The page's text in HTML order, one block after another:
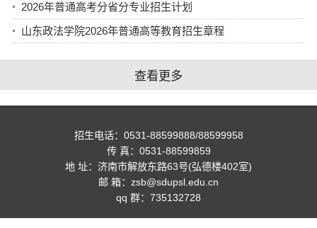
2026年普通高考分省分专业招生计划
山东政法学院2026年普通高等教育招生章程
查看更多
招生电话：0531-88599888/88599958
传 真：0531-88599859
地 址：济南市解放东路63号(弘德楼402室)
邮 箱：zsb@sdupsl.edu.cn
qq 群：735132728